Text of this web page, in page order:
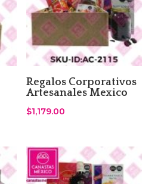
Regalos Corporativos
Artesanales Mexico
$1,179.00